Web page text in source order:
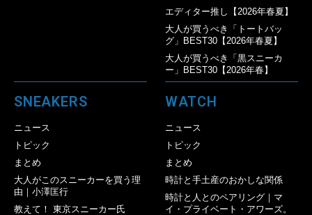
エディター推し【2026年春夏】
大人が買うべき「トートバッ
グ」BEST30【2026年春夏】
大人が買うべき「黒スニーカ
ー」BEST30【2026年春】
SNEAKERS
ニュース
トピック
まとめ
大人がこのスニーカーを買う理
由｜小澤匡行
教えて！ 東京スニーカー氏
WATCH
ニュース
トピック
まとめ
時計と手土産のおかしな関係
時計と人とのペアリング｜マ
イ・プライベート・アワーズ。